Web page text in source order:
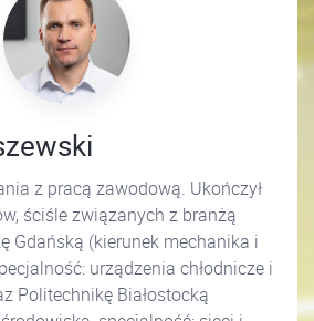
z pracą zawodową. Ukończył
ściśle związanych z branżą
Gdańską (kierunek mechanika i
urządzenia chłodnicze i
Politechnikę Białostocką